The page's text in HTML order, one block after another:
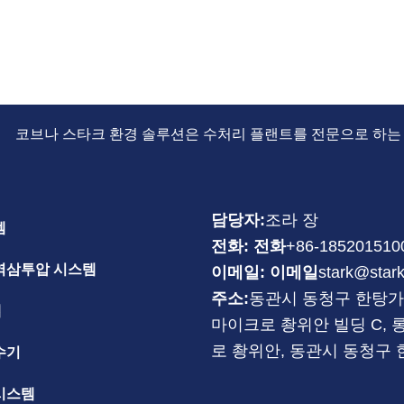
코브나 스타크 환경 솔루션은 수처리 플랜트를 전문으로 하
삼투압 시스템
스템
담당자:조라 장
전화: 전화+86-
이메일: 이메일
주소:동관시 동청구 한탕
마이크로 촹위안 빌딩 C,
로 촹위안, 동관시 동청구